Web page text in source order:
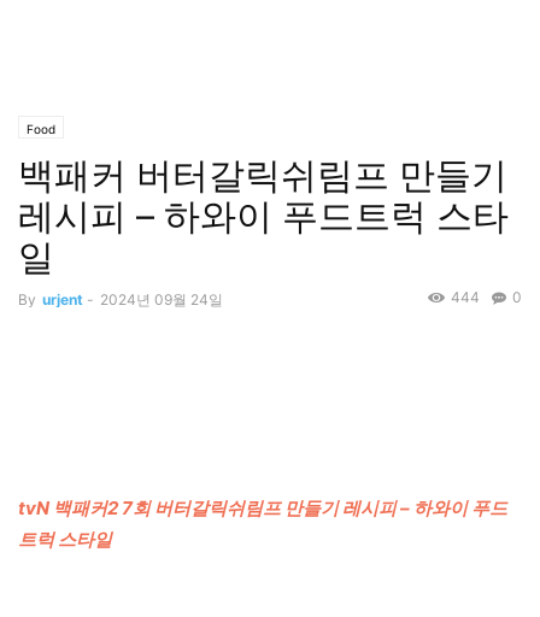
Food
백패커 버터갈릭쉬림프 만들기
레시피 – 하와이 푸드트럭 스타
일
By urjent - 2024년 09월 24일 0
444
tvN 백패커2 7회 버터갈릭쉬림프 만들기 레시피 – 하와이 푸드
트럭 스타일